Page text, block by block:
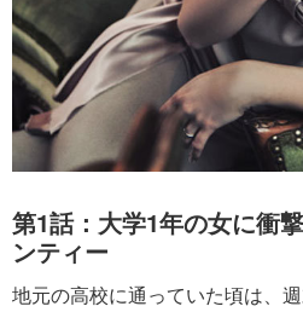
第1話：大学1年の女に衝
ンティー
地元の高校に通っていた頃は、